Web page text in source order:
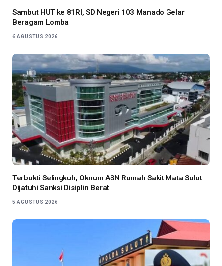
Sambut HUT ke 81RI, SD Negeri 103 Manado Gelar
Beragam Lomba
6 AGUSTUS 2026
Terbukti Selingkuh, Oknum ASN Rumah Sakit Mata Sulut
Dijatuhi Sanksi Disiplin Berat
5 AGUSTUS 2026